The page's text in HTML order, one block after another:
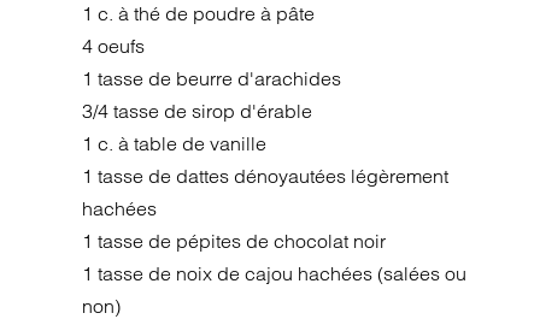
1 c. à thé de poudre à pâte
4 oeufs
1 tasse de beurre d'arachides
3/4 tasse de sirop d'érable
1 c. à table de vanille
1 tasse de dattes dénoyautées légèrement
hachées
1 tasse de pépites de chocolat noir
1 tasse de noix de cajou hachées (salées ou
non)